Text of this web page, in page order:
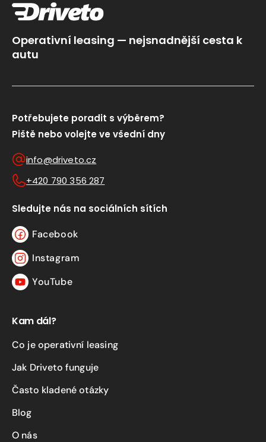
Operativní leasing — nejsnadnější cesta k
autu
Potřebujete poradit s výběrem?
Piště nebo volejte ve všední dny
info@driveto.cz
+420 790 356 287
Sledujte nás na sociálních sítích
Facebook
Facebook
Instagram
Instagram
YouTubeYouTube
Kam dál?
Co je operativní leasing
Jak Driveto funguje
Často kladené otázky
Blog
O nás